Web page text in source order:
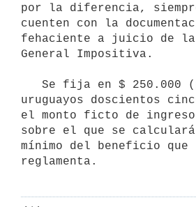
por la diferencia,
cuenten con la
fehaciente a juicio de la
General Impositiva.
uruguayos doscientos
el monto ficto de
sobre el que se
mínimo del beneficio que